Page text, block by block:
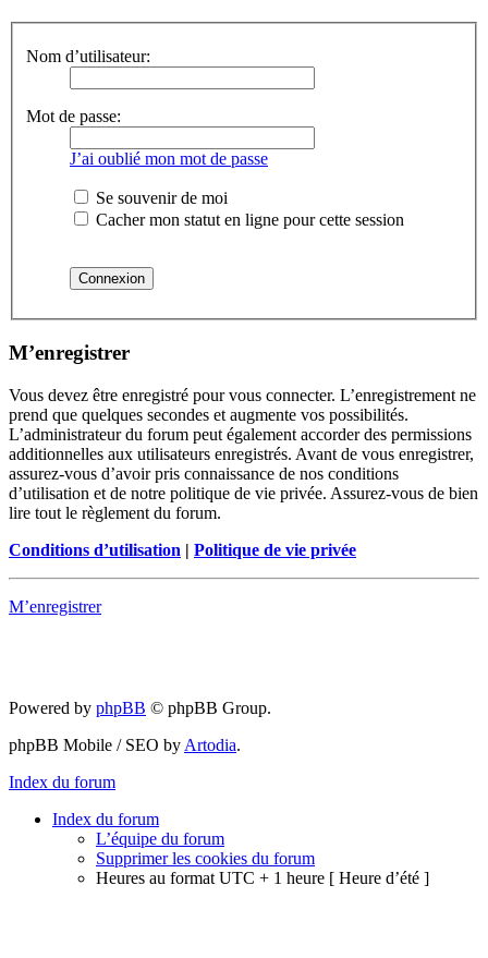
Nom d’utilisateur:
Mot de passe:
J’ai oublié mon mot de passe
Se souvenir de moi
Cacher mon statut en ligne pour cette session
M’enregistrer
Vous devez être enregistré pour vous connecter. L’enregistrement ne
prend que quelques secondes et augmente vos possibilités.
L’administrateur du forum peut également accorder des permissions
additionnelles aux utilisateurs enregistrés. Avant de vous enregistrer,
assurez-vous d’avoir pris connaissance de nos conditions
d’utilisation et de notre politique de vie privée. Assurez-vous de bien
lire tout le règlement du forum.
Conditions d’utilisation | Politique de vie privée
M’enregistrer
Powered by phpBB © phpBB Group.
phpBB Mobile / SEO by Artodia.
Index du forum
Index du forum
L’équipe du forum
Supprimer les cookies du forum
Heures au format UTC + 1 heure [ Heure d’été ]